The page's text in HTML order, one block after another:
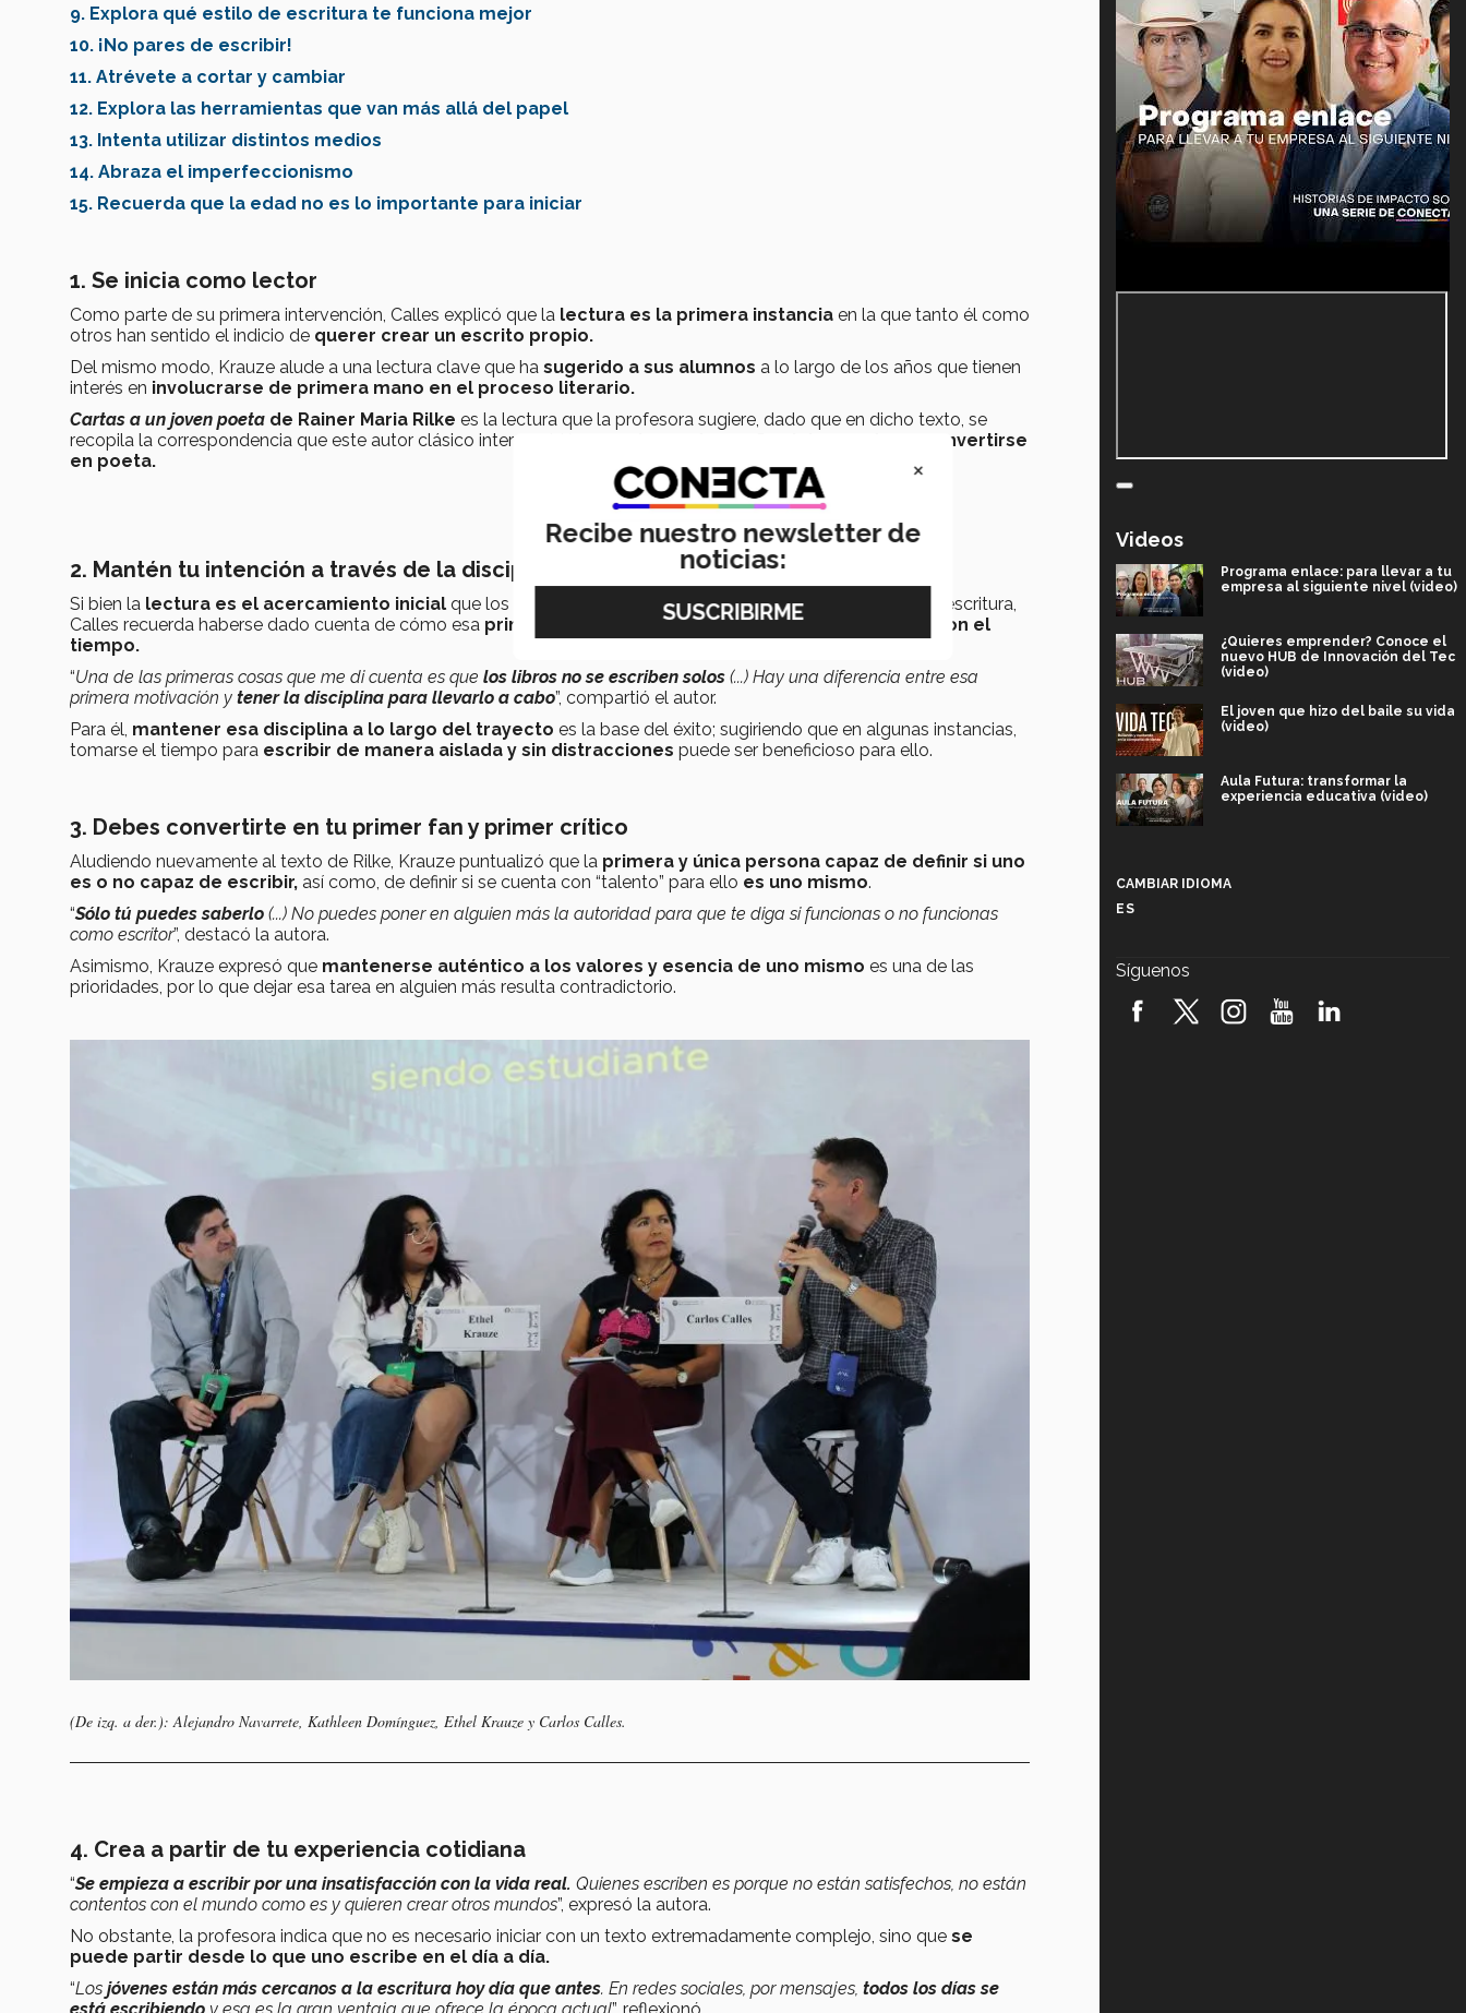
9. Explora qué estilo de escritura te funciona mejor
10. ¡No pares de escribir!
11. Atrévete a cortar y cambiar
12. Explora las herramientas que van más allá del papel
13. Intenta utilizar distintos medios
14. Abraza el imperfeccionismo
15. Recuerda que la edad no es lo importante para iniciar
1. Se inicia como lector
Como parte de su primera intervención, Calles explicó que la lectura es la primera instancia en la que tanto él como
otros han sentido el indicio de querer crear un escrito propio.
Del mismo modo, Krauze alude a una lectura clave que ha sugerido a sus alumnos a lo largo de los años que tienen
interés en involucrarse de primera mano en el proceso literario.
Cartas a un joven poeta de Rainer Maria Rilke es la lectura que la profesora sugiere, dado que en dicho texto, se
recopila la correspondencia que este autor clásico intercambió con un
joven de 19 años interesado en convertirse
en poeta.
2. Mantén tu intención a través de la disciplina
Si bien la lectura es el acercamiento inicial que los autores tuvieron en sus respectivas trayectorias en la escritura,
Calles recuerda haberse dado cuenta de cómo esa primera motivación de iniciar puede verse diluida con el
tiempo.
“Una de las primeras cosas que me di cuenta es que los libros no se escriben solos (...) Hay una diferencia entre esa
primera motivación y tener la disciplina para llevarlo a cabo”, compartió el autor.
Para él, mantener esa disciplina a lo largo del trayecto es la base del éxito; sugiriendo que en algunas instancias,
tomarse el tiempo para escribir de manera aislada y sin distracciones puede ser beneficioso para ello.
3. Debes convertirte en tu primer fan y primer crítico
Aludiendo nuevamente al texto de Rilke, Krauze puntualizó que la primera y única persona capaz de definir si uno
es o no capaz de escribir, así como, de definir si se cuenta con “talento” para ello es uno mismo.
“Sólo tú puedes saberlo (...) No puedes poner en alguien más la autoridad para que te diga si funcionas o no funcionas
como escritor”, destacó la autora.
Asimismo, Krauze expresó que mantenerse auténtico a los valores y esencia de uno mismo es una de las
prioridades, por lo que dejar esa tarea en alguien más resulta contradictorio.
(De izq. a der.): Alejandro Navarrete, Kathleen Domínguez, Ethel Krauze y Carlos Calles.
4. Crea a partir de tu experiencia cotidiana
“Se empieza a escribir por una insatisfacción con la vida real. Quienes escriben es porque no están satisfechos, no están
contentos con el mundo como es y quieren crear otros mundos”, expresó la autora.
No obstante, la profesora indica que no es necesario iniciar con un texto extremadamente complejo, sino que se
puede partir desde lo que uno escribe en el día a día.
“Los jóvenes están más cercanos a la escritura hoy día que antes. En redes sociales, por mensajes, todos los días se
Videos
Programa enlace: para llevar a tu
empresa al siguiente nivel (video)
¿Quieres emprender? Conoce el
nuevo HUB de Innovación del Tec
(video)
El joven que hizo del baile su vida
(video)
Aula Futura: transformar la
experiencia educativa (video)
robótica FIRST 2026! (video)
CAMBIAR IDIOMA
ES
Síguenos
×
Recibe nuestro newsletter de
noticias: